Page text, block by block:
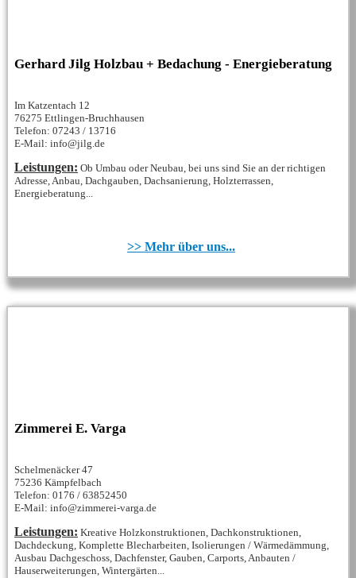
Gerhard Jilg Holzbau + Bedachung - Energieberatung
Im Katzentach 12
76275 Ettlingen-Bruchhausen
Telefon: 07243 / 13716
E-Mail: info@jilg.de
Leistungen: Ob Umbau oder Neubau, bei uns sind Sie an der richtigen
Adresse, Anbau, Dachgauben, Dachsanierung, Holzterrassen,
Energieberatung...
>> Mehr über uns...
Zimmerei E. Varga
Schelmenäcker 47
75236 Kämpfelbach
Telefon: 0176 / 63852450
E-Mail: info@zimmerei-varga.de
Leistungen: Kreative Holzkonstruktionen, Dachkonstruktionen,
Dachdeckung, Komplette Blecharbeiten, Isolierungen / Wärmedämmung,
Ausbau Dachgeschoss, Dachfenster, Gauben, Carports, Anbauten /
Hauserweiterungen, Wintergärten...